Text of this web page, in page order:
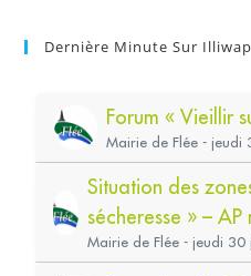
Dernière Minute Sur